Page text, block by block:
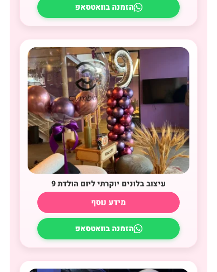
הזמנה בוואטסאפ
עיצוב בלונים יוקרתי ליום הולדת 9
מידע נוסף
הזמנה בוואטסאפ